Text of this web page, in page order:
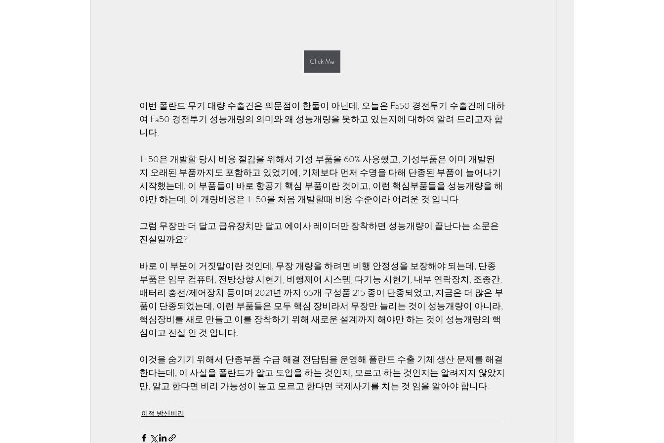
Click Me
이번 폴란드 무기 대량 수출건은 의문점이 한둘이 아닌데, 오늘은 Fa50 경전투기 수출건에 대하
여 Fa50 경전투기 성능개량의 의미와 왜 성능개량을 못하고 있는지에 대하여 알려 드리고자 합
니다.
T-50은 개발할 당시 비용 절감을 위해서 기성 부품을 60% 사용했고, 기성부품은 이미 개발된
지 오래된 부품까지도 포함하고 있었기에, 기체보다 먼저 수명을 다해 단종된 부품이 늘어나기
시작했는데, 이 부품들이 바로 항공기 핵심 부품이란 것이고, 이런 핵심부품들을 성능개량을 해
야만 하는데, 이 개량비용은 T-50을 처음 개발할때 비용 수준이라 어려운 것 입니다.
그럼 무장만 더 달고 급유장치만 달고 에이사 레이더만 장착하면 성능개량이 끝난다는 소문은
진실일까요?
바로 이 부분이 거짓말이란 것인데, 무장 개량을 하려면 비행 안정성을 보장해야 되는데, 단종
부품은 임무 컴퓨터, 전방상향 시현기, 비행제어 시스템, 다기능 시현기, 내부 연락장치, 조종간,
배터리 충전/제어장치 등이며 2021년 까지 65개 구성품 215 종이 단종되었고, 지금은 더 많은 부
품이 단종되었는데, 이런 부품들은 모두 핵심 장비라서 무장만 늘리는 것이 성능개량이 아니라,
핵심장비를 새로 만들고 이를 장착하기 위해 새로운 설계까지 해야만 하는 것이 성능개량의 핵
심이고 진실 인 것 입니다.
이것을 숨기기 위해서 단종부품 수급 해결 전담팀을 운영해 폴란드 수출 기체 생산 문제를 해결
한다는데, 이 사실을 폴란드가 알고 도입을 하는 것인지, 모르고 하는 것인지는 알려지지 않았지
만, 알고 한다면 비리 가능성이 높고 모르고 한다면 국제사기를 치는 것 임을 알아야 합니다.
이적 방산비리